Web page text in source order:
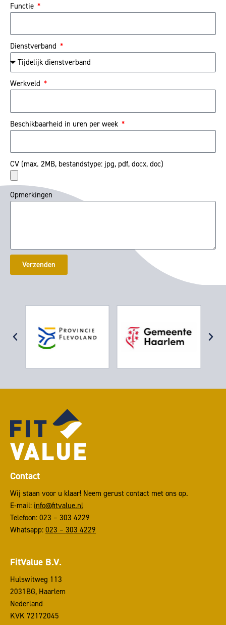
Functie
Dienstverband
Werkveld
Beschikbaarheid in uren per week
CV (max. 2MB, bestandstype: jpg, pdf, docx, doc)
Opmerkingen
Verzenden
Contact
Wij staan voor u klaar! Neem gerust contact met ons op.
E-mail: info@fitvalue.nl
Telefoon: 023 – 303 4229
Whatsapp: 023 – 303 4229
FitValue B.V.
Hulswitweg 113
2031BG, Haarlem
Nederland
KVK 72172045